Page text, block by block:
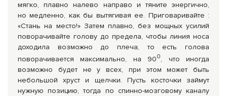
мягко, плавно налево направо и тяните энергично,
но медленно, как бы вытягивая ее. Приговаривайте :
«Стань на место!» Затем плавно, без мощных усилий
поворачивайте голову до предела, чтобы линия носа
доходила возможно до плеча, то есть голова
поворачивается максимально, на 900, что иногда
возможно будет не у всех, при этом может быть
небольшой хруст и щелчки. Пусть косточки займут
нужную позицию, тогда по спинно-мозговому каналу